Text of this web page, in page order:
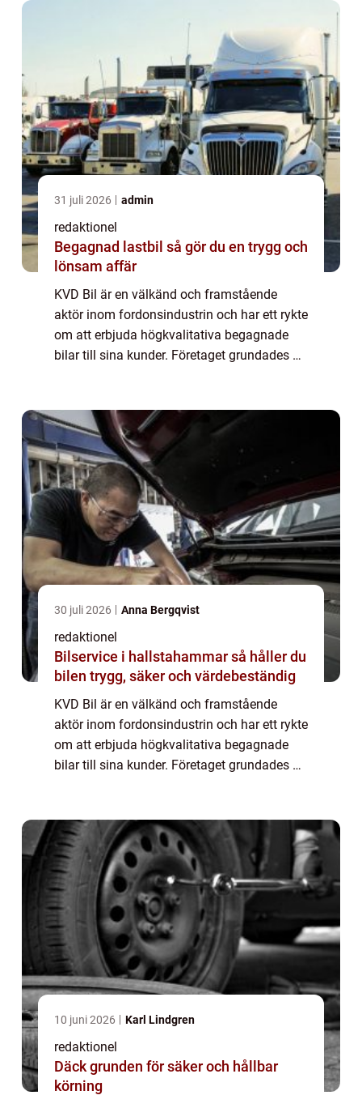
31 juli 2026 admin
redaktionel
Begagnad lastbil så gör du en trygg och
lönsam affär
KVD Bil är en välkänd och framstående
aktör inom fordonsindustrin och har ett rykte
om att erbjuda högkvalitativa begagnade
bilar till sina kunder. Företaget grundades år
30 juli 2026 Anna Bergqvist
redaktionel
Bilservice i hallstahammar så håller du
bilen trygg, säker och värdebeständig
KVD Bil är en välkänd och framstående
aktör inom fordonsindustrin och har ett rykte
om att erbjuda högkvalitativa begagnade
bilar till sina kunder. Företaget grundades år
10 juni 2026 Karl Lindgren
redaktionel
Däck grunden för säker och hållbar
körning